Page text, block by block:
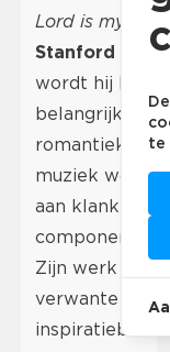
Lord is my
Stanford
wordt hij
belangrijkste
romantiek en
muziek wordt
aan
componeren
Zijn werk
verwante
inspiratiebron
te